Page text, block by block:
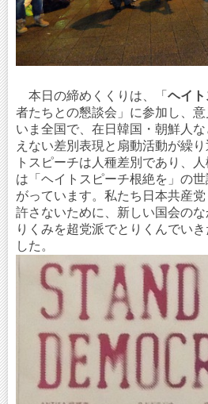
本日の締めくくりは、「 ヘイ
者たちとの懇談会」に参加し、意
いま全国で、在日韓国・朝鮮人
えない差別表現と扇動活動が繰
トスピーチは人種差別であり、
は「ヘイトスピーチ根絶を」の
がっています。私たち日本共産
許さないために、新しい国会の
りくみを超党派でとりくんでい
した。